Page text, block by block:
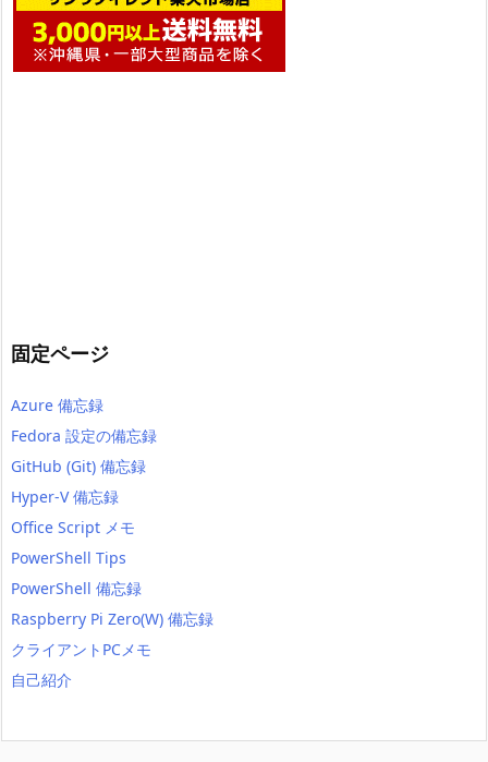
固定ページ
Azure 備忘録
Fedora 設定の備忘録
GitHub (Git) 備忘録
Hyper-V 備忘録
Office Script メモ
PowerShell Tips
PowerShell 備忘録
Raspberry Pi Zero(W) 備忘録
クライアントPCメモ
自己紹介